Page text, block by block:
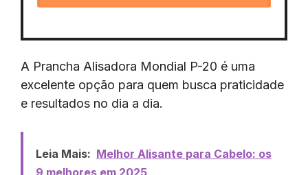
A Prancha Alisadora Mondial P-20 é uma
excelente opção para quem busca praticidade
e resultados no dia a dia.
Leia Mais: Melhor Alisante para Cabelo: os